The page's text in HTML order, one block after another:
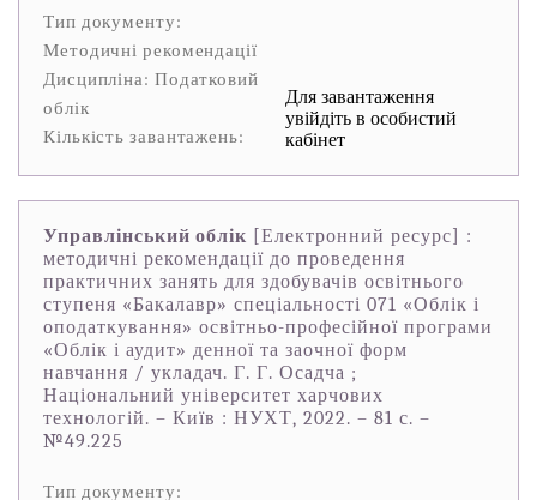
Тип документу:
Методичні рекомендації
Дисципліна: Податковий
облік
Кількість завантажень:
Для завантаження
увійдіть в особистий
кабінет
Управлінський облік [Електронний ресурс] :
методичні рекомендації до проведення
практичних занять для здобувачів освітнього
ступеня «Бакалавр» спеціальності 071 «Облік і
оподаткування» освітньо-професійної програми
«Облік і аудит» денної та заочної форм
навчання / укладач. Г. Г. Осадча ;
Національний університет харчових
технологій. – Київ : НУХТ, 2022. – 81 с. –
№49.225
Тип документу: